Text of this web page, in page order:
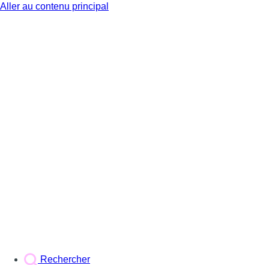
Aller au contenu principal
Rechercher